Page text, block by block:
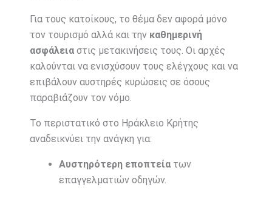
Για τους κατοίκους, το θέμα δεν αφορά μόνο
τον τουρισμό αλλά και την καθημερινή
ασφάλειαστις μετακινήσεις τους. Οι αρχές
καλούνται να ενισχύσουν τους ελέγχους και να
επιβάλουν αυστηρές κυρώσεις σε όσους
παραβιάζουν τον νόμο.
Το περιστατικό στο Ηράκλειο Κρήτης
αναδεικνύει την ανάγκη για:
Αυστηρότερη εποπτείατων
επαγγελματιών οδηγών.